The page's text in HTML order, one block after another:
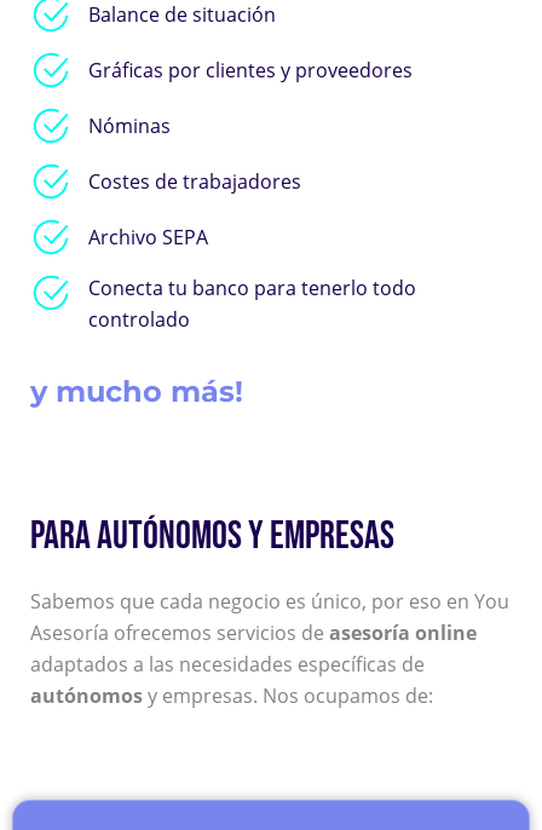
Balance de situación
Gráficas por clientes y proveedores
Nóminas
Costes de trabajadores
Archivo SEPA
Conecta tu banco para tenerlo todo
controlado
y mucho más!
PARA AUTÓNOMOS Y EMPRESAS
Sabemos que cada negocio es único, por eso en You
Asesoría ofrecemos servicios de asesoría online
adaptados a las necesidades específicas de
autónomosy empresas. Nos ocupamos de: